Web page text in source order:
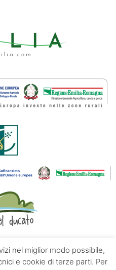
nel miglior modo possibile,
e cookie di terze parti. Per